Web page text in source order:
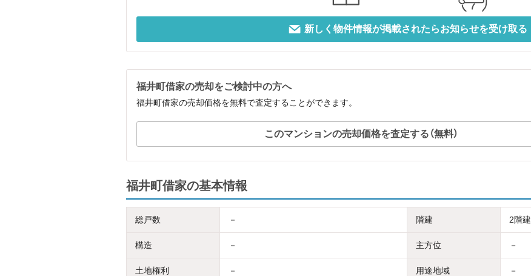
新しく物件情報が掲載されたらお知らせを受け取る
福井町借家の売却をご検討中の方へ
福井町借家の売却価格を無料で査定することができます。
このマンションの売却価格を査定する（無料）
福井町借家の基本情報
総戸数 － 階建 2階建
構造 － 主方位 －
土地権利 － 用途地域 －